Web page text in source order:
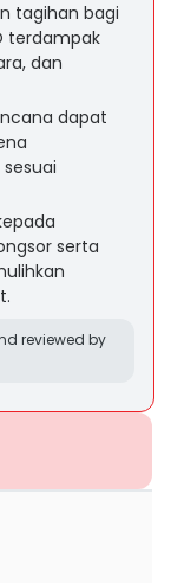
tagihan bagi
terdampak
dan
dapat
serta
reviewed by